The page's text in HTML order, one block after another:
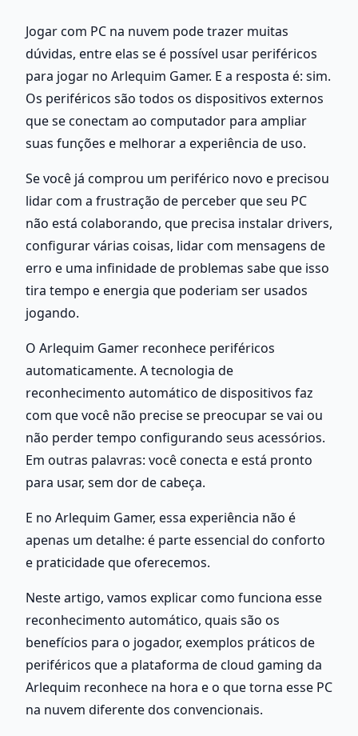
Jogar com PC na nuvem pode trazer muitas
dúvidas, entre elas se é possível usar periféricos
para jogar no Arlequim Gamer. E a resposta é: sim.
Os periféricos são todos os dispositivos externos
que se conectam ao computador para ampliar
suas funções e melhorar a experiência de uso.
Se você já comprou um periférico novo e precisou
lidar com a frustração de perceber que seu PC
não está colaborando, que precisa instalar drivers,
configurar várias coisas, lidar com mensagens de
erro e uma infinidade de problemas sabe que isso
tira tempo e energia que poderiam ser usados
jogando.
O Arlequim Gamer reconhece periféricos
automaticamente. A tecnologia de
reconhecimento automático de dispositivos faz
com que você não precise se preocupar se vai ou
não perder tempo configurando seus acessórios.
Em outras palavras: você conecta e está pronto
para usar, sem dor de cabeça.
E no Arlequim Gamer, essa experiência não é
apenas um detalhe: é parte essencial do conforto
e praticidade que oferecemos.
Neste artigo, vamos explicar como funciona esse
reconhecimento automático, quais são os
benefícios para o jogador, exemplos práticos de
periféricos que a plataforma de cloud gaming da
Arlequim reconhece na hora e o que torna esse PC
na nuvem diferente dos convencionais.